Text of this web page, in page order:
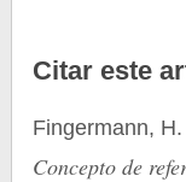
Citar este
Fingermann,
Concepto de